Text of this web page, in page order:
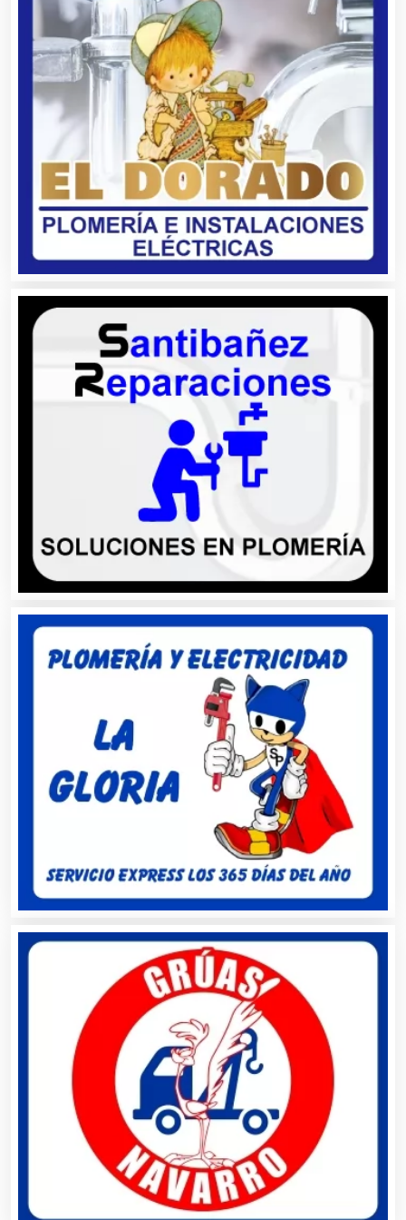
Artes Gráficas
Artesanías
Artículos de Oficina
Artículos de Piel
Artículos Deportivos
Artículos Importados
Artículos para el Hogar
Artículos para Regalos
Artículos Personales
Artículos Publicitarios
Aseguradoras
Asesoría Fiscal
Asilos
Asociaciones Civiles
Audio, Sonido e Iluminación
Audios para Eventos
Autobuses
Automatización